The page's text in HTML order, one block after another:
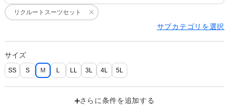
リクルートスーツセット
サブカテゴリを選択
サイズ
SS S M L LL 3L 4L 5L
さらに条件を追加する